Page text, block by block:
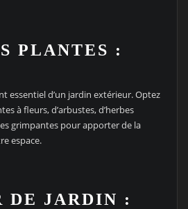
PLANTES :
essentiel d’un jardin extérieur. Optez
à fleurs, d’arbustes, d’herbes
grimpantes pour apporter de la
espace.
DE JARDIN :